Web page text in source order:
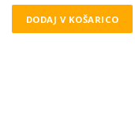
DODAJ V KOŠARICO